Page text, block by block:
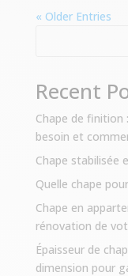
« Older Entries
Recent
Chape de finition
besoin et
Chape stabilisée
Quelle chape
Chape en
rénovation de
Épaisseur de
dimension pour